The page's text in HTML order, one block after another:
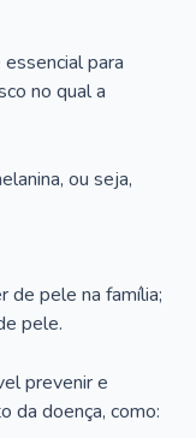
para
no qual a
ou seja,
de pele na família;
pele.
prevenir e
da doença, como: